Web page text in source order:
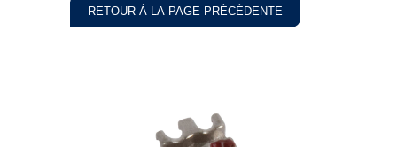
RETOUR À LA PAGE PRÉCÉDENTE